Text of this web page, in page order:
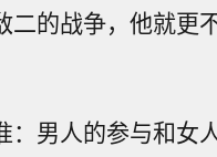
的战争，他就更
：男人的参与和女